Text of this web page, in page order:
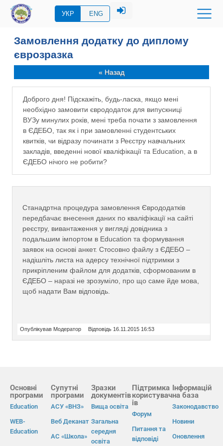
УКР ENG
Замовлення додатку до диплому
єврозразка
« Назад
Доброго дня! Підскажіть, будь-ласка, якщо мені
необхідно замовити єврододаток для випускниці
ВУЗу минулих років, мені треба почати з замовлення
в ЄДЕБО, так як і при замовленні студентських
квитків, чи відразу починати з Реєстру навчальних
закладів, введенні нової кваліфікації та Education, а в
ЄДЕБО нічого не робити?
Станадртна процедура замовлення Єврододатків
передбачає внесення даних по кваліфікації на сайті
реєстру, вивантаження у вигляді довідника з
подальшим імпортом в Education та формування
заявок на основі анкет. Стосовно файлу з ЄДЕБО –
надішліть листа на адерсу технічної підтримки з
прикріпленим файлом для додатків, сформованим в
ЄДЕБО – наразі не зрозуміло, про що саме йде мова,
щоб надати Вам відповідь.
Опублікував Модератор Відповідь 16.11.2015 16:53
Основні
програми
Education
WEB-
Education
Супутні
програми
АСУ «ВНЗ»
Веб Деканат
АС «Школа»
Зразки
документів
Вища освіта
Загальна
середня
освіта
Підтримка
користувач
ів
Форум
Питання та
відповіді
Інформацій
на база
Законодавство
Новини
Оновлення